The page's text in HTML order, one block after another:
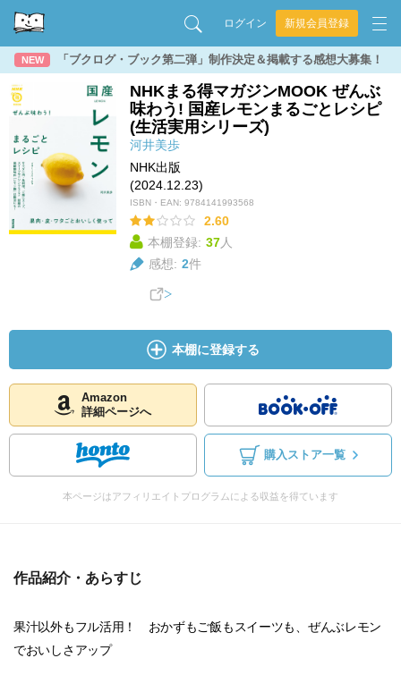
ログイン 新規会員登録
NEW 「ブクログ・ブック第二弾」制作決定＆掲載する感想大募集！
NHKまる得マガジンMOOK ぜんぶ
味わう! 国産レモンまるごとレシピ
(生活実用シリーズ)
河井美歩
NHK出版
(2024.12.23)
ISBN・EAN: 9784141993568
2.60
本棚登録: 37人
感想: 2件
本棚に登録する
Amazon
詳細ページへ
購入ストア一覧
本ページはアフィリエイトプログラムによる収益を得ています
作品紹介・あらすじ
果汁以外もフル活用！ おかずもご飯もスイーツも、ぜんぶレモン
でおいしさアップ